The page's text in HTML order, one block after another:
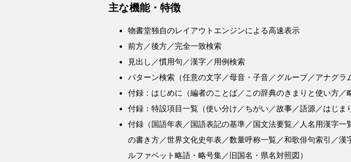
主な機能・特徴
物書堂独自のレイアウトエンジンによる高速表示
前方／後方／完全一致検索
見出し／慣用句／漢字／用例検索
パターン検索（任意の文字／母音・子音／グループ／アナグラ
付録：はじめに（編者のことば／この辞典のきまりと使い方／
付録：特設項目一覧（使い分け／ちがい／故事／語源／はじま
付録（国語年表／国語表記の基準／国文法要覧／人名用漢字
の書き方／世界文化史年表／数量呼称一覧／和歌俳句索引／
ルファベット略語・略号集／旧国名・県名対照図）